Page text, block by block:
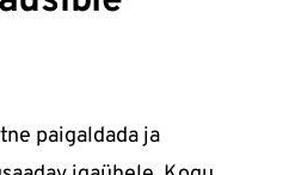
paigaldada ja